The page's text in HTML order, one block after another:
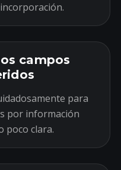
campos
para
por información
poco clara.